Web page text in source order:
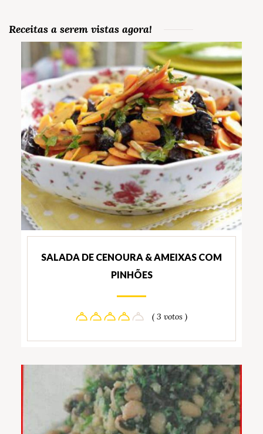
Receitas a serem vistas agora!
SALADA DE CENOURA & AMEIXAS COM
PINHÕES
( 3 votos )